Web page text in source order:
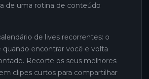
de uma rotina de conteúdo
de lives recorrentes: o
quando encontrar você e volta
Recorte os seus melhores
clipes curtos para compartilhar